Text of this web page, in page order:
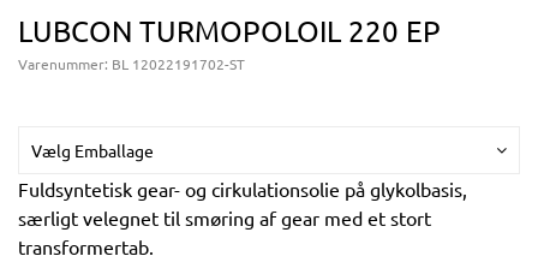
LUBCON TURMOPOLOIL 220 EP
Varenummer: BL 12022191702-ST
Vælg Emballage
Fuldsyntetisk gear- og cirkulationsolie på glykolbasis,
særligt velegnet til smøring af gear med et stort
transformertab.